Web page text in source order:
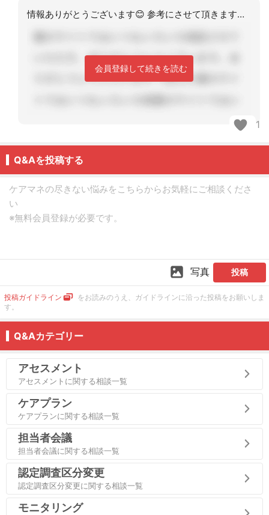
情報ありがとうございます😊 参考にさせて頂きますm(_ _)m
会員登録して続きを読む
1
Q&Aを投稿する
写真 投稿
投稿ガイドライン
をお読みのうえ、ガイドラインに沿った投稿をお願いしま
す。
Q&Aカテゴリー
アセスメント
アセスメントに関する相談一覧
ケアプラン
ケアプランに関する相談一覧
担当者会議
担当者会議に関する相談一覧
認定調査区分変更
認定調査区分変更に関する相談一覧
モニタリング